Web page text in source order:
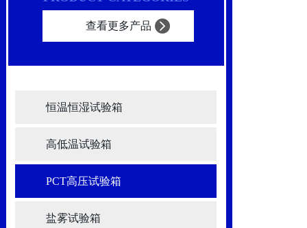
查看更多产品
恒温恒湿试验箱
高低温试验箱
PCT高压试验箱
盐雾试验箱